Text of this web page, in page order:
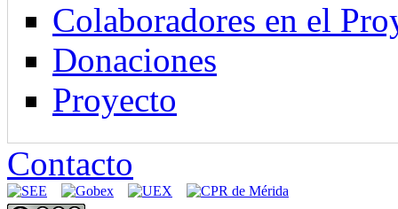
Colaboradores en el
Donaciones
Proyecto
Contacto